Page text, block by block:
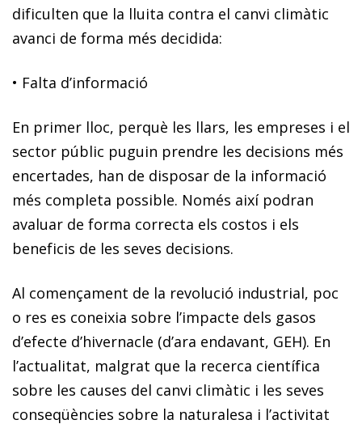
dificulten que la lluita contra el canvi climàtic
avanci de forma més decidida:
• Falta d’informació
En primer lloc, perquè les llars, les empreses i el
sector públic puguin prendre les decisions més
encertades, han de disposar de la informació
més completa possible. Només així podran
avaluar de forma correcta els costos i els
beneficis de les seves decisions.
Al començament de la revolució industrial, poc
o res es coneixia sobre l’impacte dels gasos
d’efecte d’hivernacle (d’ara endavant, GEH). En
l’actualitat, malgrat que la recerca científica
sobre les causes del canvi climàtic i les seves
conseqüències sobre la naturalesa i l’activitat